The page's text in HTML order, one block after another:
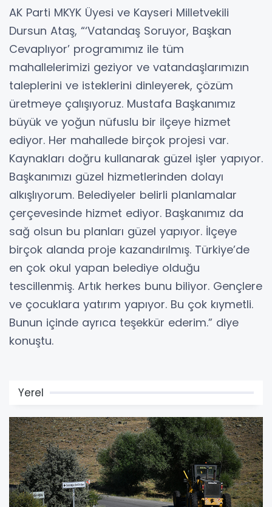
AK Parti MKYK Üyesi ve Kayseri Milletvekili
Dursun Ataş, “‘Vatandaş Soruyor, Başkan
Cevaplıyor’ programımız ile tüm
mahallelerimizi geziyor ve vatandaşlarımızın
taleplerini ve isteklerini dinleyerek, çözüm
üretmeye çalışıyoruz. Mustafa Başkanımız
büyük ve yoğun nüfuslu bir ilçeye hizmet
ediyor. Her mahallede birçok projesi var.
Kaynakları doğru kullanarak güzel işler yapıyor.
Başkanımızı güzel hizmetlerinden dolayı
alkışlıyorum. Belediyeler belirli planlamalar
çerçevesinde hizmet ediyor. Başkanımız da
sağ olsun bu planları güzel yapıyor. İlçeye
birçok alanda proje kazandırılmış. Türkiye’de
en çok okul yapan belediye olduğu
tescillenmiş. Artık herkes bunu biliyor. Gençlere
ve çocuklara yatırım yapıyor. Bu çok kıymetli.
Bunun içinde ayrıca teşekkür ederim.” diye
konuştu.
Yerel